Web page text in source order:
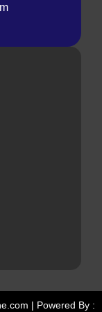
| Powered By :